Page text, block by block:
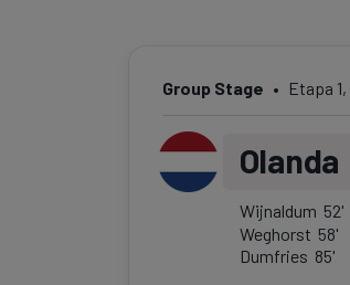
Group Stage Etapa 1,
Wijnaldum 52'
Weghorst 58'
Dumfries 85'
Olanda